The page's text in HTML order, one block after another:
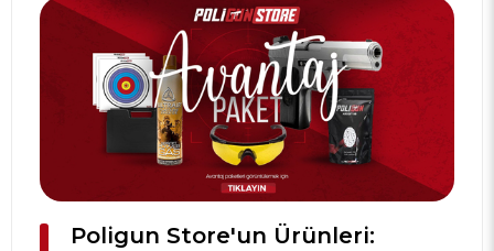
Poligun Store'un Ürünleri: